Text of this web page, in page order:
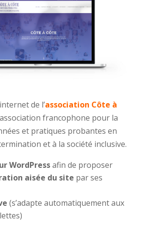
de l’association Côte à
association francophone pour la
et pratiques probantes en
et à la société inclusive.
WordPressafin de proposer
aisée du site par ses
(s’adapte automatiquement aux